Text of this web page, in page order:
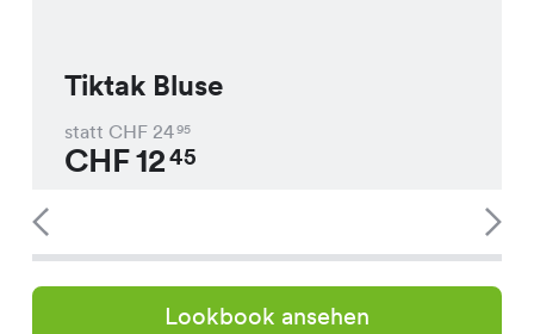
Tiktak Bluse
statt CHF 2495
CHF1245
Lookbook ansehen